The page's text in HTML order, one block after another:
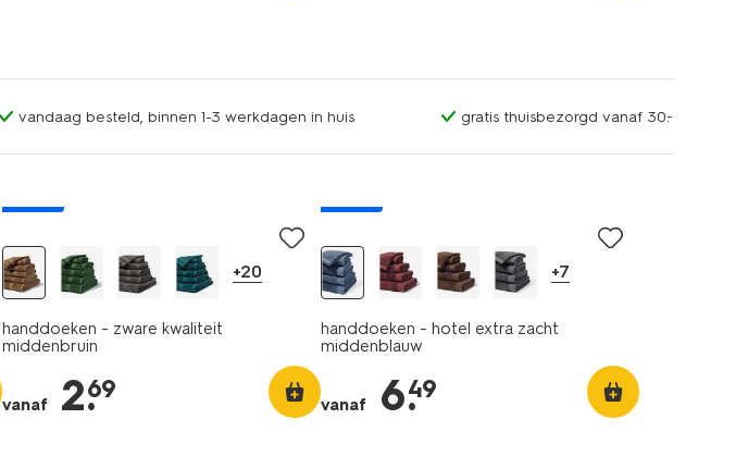
vandaag besteld, binnen 1-3 werkdagen in huis gratis thuisbezorgd vanaf 30.-
+20
handdoeken - zware kwaliteit
middenbruin
vanaf 2.
69
+7
handdoeken - hotel extra zacht
middenblauw
vanaf 6.
49